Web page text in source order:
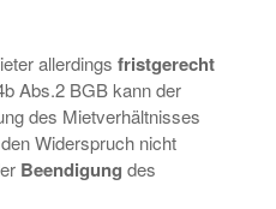
allerdings fristgerecht
Abs.2 BGB kann der
des Mietverhältnisses
Widerspruch nicht
Beendigung des